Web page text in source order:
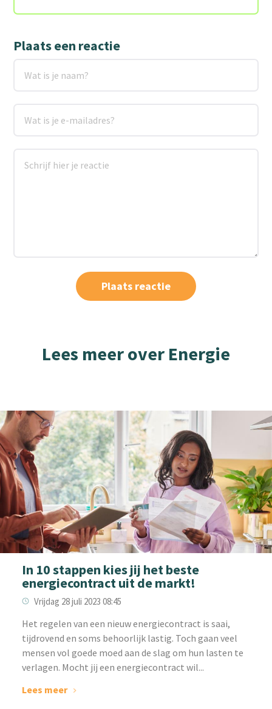
Plaats een reactie
Lees meer over Energie
In 10 stappen kies jij het beste
energiecontract uit de markt!
Vrijdag 28 juli 2023 08:45
Het regelen van een nieuw energiecontract is saai,
tijdrovend en soms behoorlijk lastig. Toch gaan veel
mensen vol goede moed aan de slag om hun lasten te
verlagen. Mocht jij een energiecontract wil...
Lees meer